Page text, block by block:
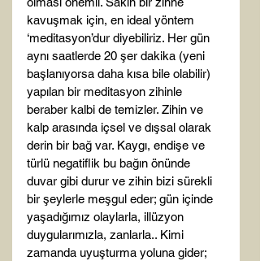
kavuşmak için, en ideal yöntem
‘meditasyon’dur diyebiliriz. Her gün
aynı saatlerde 20 şer dakika (yeni
başlanıyorsa daha kısa bile olabilir)
yapılan bir meditasyon zihinle
beraber kalbi de temizler. Zihin ve
kalp arasında içsel ve dışsal olarak
derin bir bağ var. Kaygı, endişe ve
türlü negatiflik bu bağın önünde
duvar gibi durur ve zihin bizi sürekli
bir şeylerle meşgul eder; gün içinde
yaşadığımız olaylarla, illüzyon
duygularımızla, zanlarla.. Kimi
zamanda uyuşturma yoluna gider;